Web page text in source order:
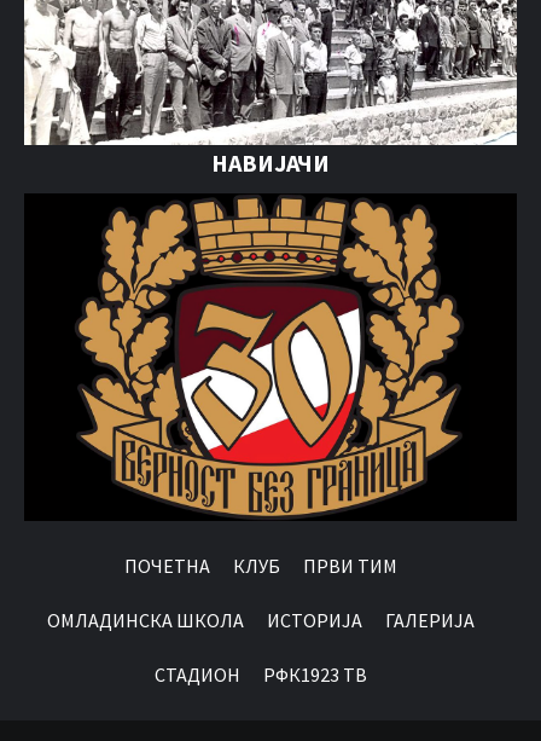
НАВИЈАЧИ
ПОЧЕТНА КЛУБ ПРВИ ТИМ
OМЛАДИНСКА ШКОЛА ИСТОРИЈА ГАЛЕРИЈА
СТАДИОН РФК1923 ТВ